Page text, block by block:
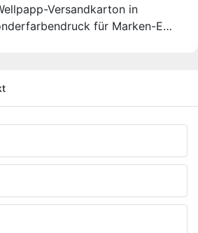
Versandkarton in
für Marken-E-